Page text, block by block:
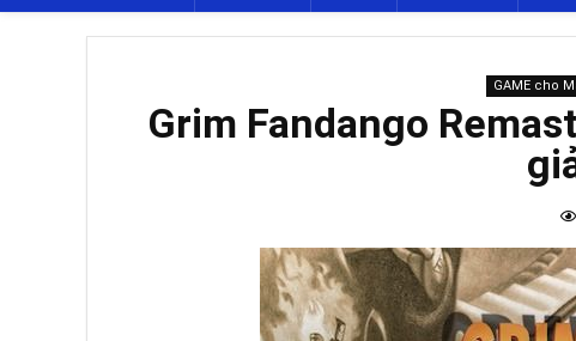
GAME cho
Grim Fandango